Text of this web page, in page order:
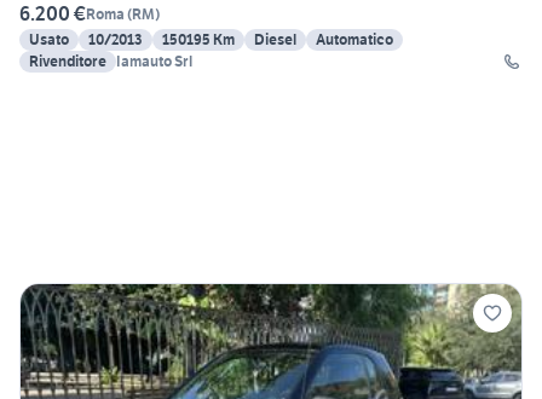
6.200 €Roma (RM)
Usato
10/2013 150195 Km Diesel
Automatico
Rivenditore Iamauto Srl